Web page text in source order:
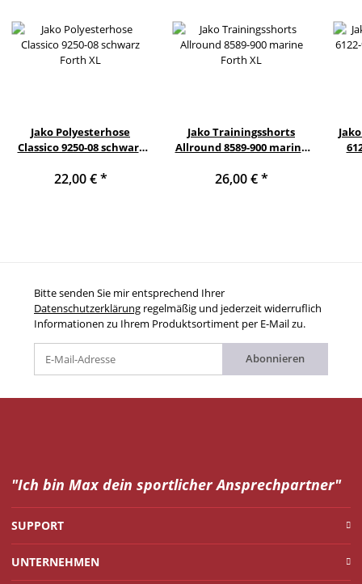
Jako Polyesterhose
Classico 9250-08 schwarz
22,00 €*
Jako Trainingsshorts
Allround 8589-900 marine
26,00 €*
Bitte senden Sie mir entsprechend Ihrer
Datenschutzerklärung regelmäßig und jederzeit widerruflich
Informationen zu Ihrem Produktsortiment per E-Mail zu.
Abonnieren
"Ich bin Max dein sportlicher Ansprechpartner"
SUPPORT
UNTERNEHMEN